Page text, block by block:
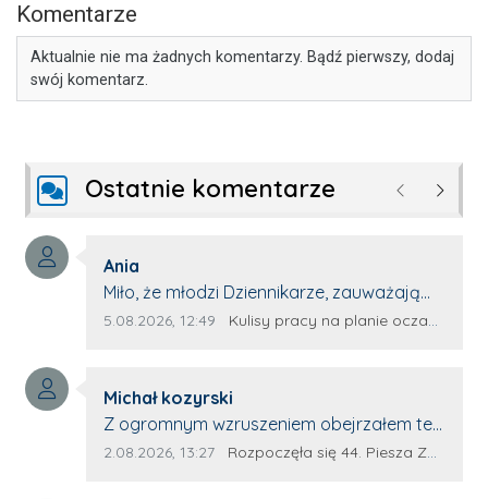
Komentarze
Aktualnie nie ma żadnych komentarzy. Bądź pierwszy, dodaj
swój komentarz.
Ostatnie komentarze Poprzednie
Autor komentarza:
Ania
Treść komentarza:
Miło, że młodzi Dziennikarze, zauważają
młode talenty, które dopiero wkraczają
z nim wywiad, który przeprowadzi Pan
Artur.
Data dodania komentarza:
5.08.2026, 12:49 Źródło komentarza:
Kulisy pracy na planie oczami młodego filmowca
Autor komentarza:
Michał kozyrski
Treść komentarza:
Z ogromnym wzruszeniem obejrzałem ten
materiał. ❤️ Jestem naprawdę dumny z
Data dodania komentarza:
2.08.2026, 13:27 Źródło komentarza:
Rozpoczęła się 44. Piesza Zamojsko-Lubaczowska Pielgrzymka na Jasną Górę!